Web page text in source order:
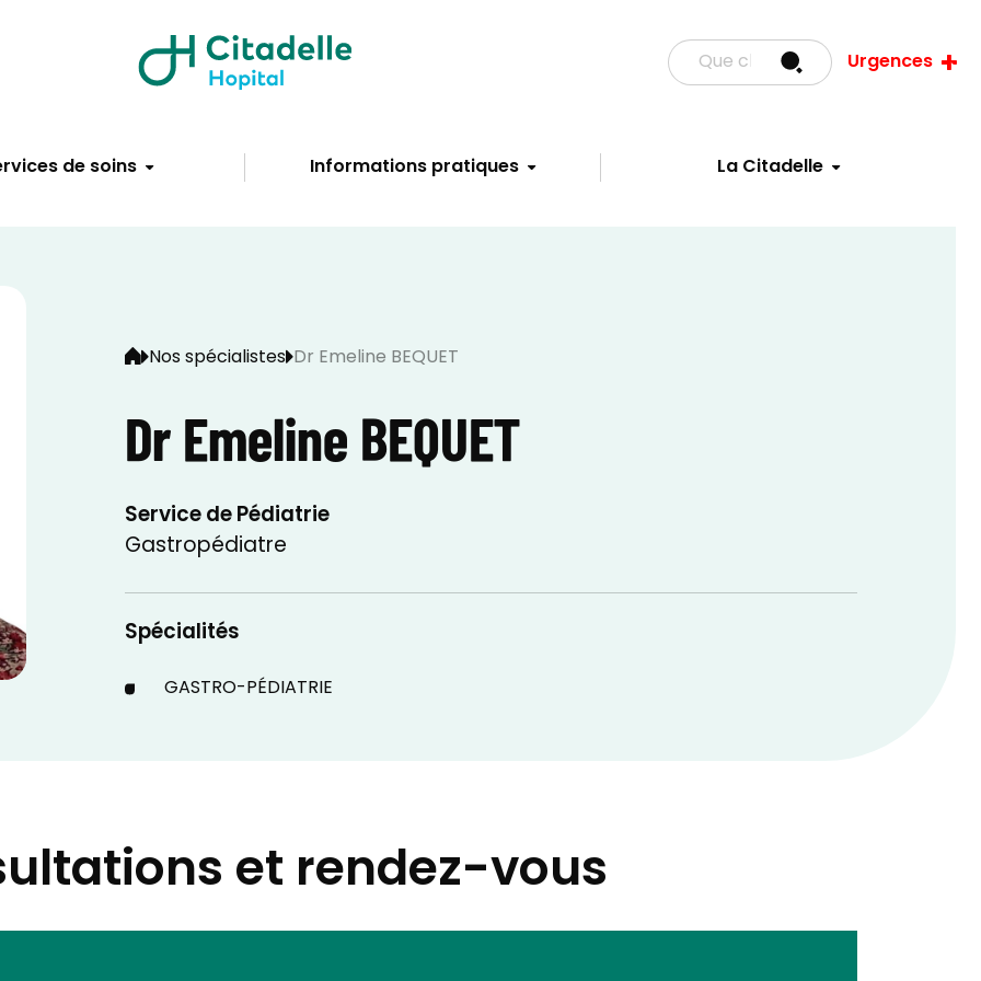
de soins Informations pratiques La Citadelle
Urgences
Nos spécialistes Dr Emeline BEQUET
Dr Emeline BEQUET
Service de Pédiatrie
Gastropédiatre
Spécialités
GASTRO-PÉDIATRIE
et rendez-vous